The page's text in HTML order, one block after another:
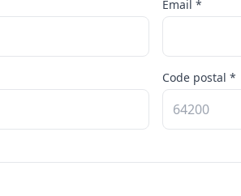
Email *
Code postal *